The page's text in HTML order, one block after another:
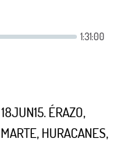
ÉRAZO,
HURACANES,